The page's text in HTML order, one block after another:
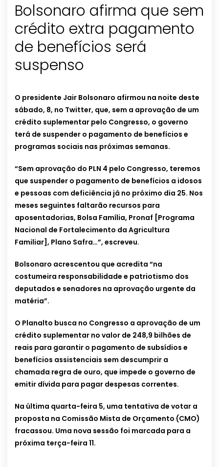
Bolsonaro afirma que sem
crédito extra pagamento
de benefícios será
suspenso
O presidente Jair Bolsonaro afirmou na noite deste
sábado, 8, no Twitter, que, sem a aprovação de um
crédito suplementar pelo Congresso, o governo
terá de suspender o pagamento de benefícios e
programas sociais nas próximas semanas.
“Sem aprovação do PLN 4 pelo Congresso, teremos
que suspender o pagamento de benefícios a idosos
e pessoas com deficiência já no próximo dia 25. Nos
meses seguintes faltarão recursos para
aposentadorias, Bolsa Família, Pronaf [Programa
Nacional de Fortalecimento da Agricultura
Familiar], Plano Safra…”, escreveu.
Bolsonaro acrescentou que acredita “na
costumeira responsabilidade e patriotismo dos
deputados e senadores na aprovação urgente da
matéria”.
O Planalto busca no Congresso a aprovação de um
crédito suplementar no valor de 248,9 bilhões de
reais para garantir o pagamento de subsídios e
benefícios assistenciais sem descumprir a
chamada regra de ouro, que impede o governo de
emitir dívida para pagar despesas correntes.
Na última quarta-feira 5, uma tentativa de votar a
proposta na Comissão Mista de Orçamento (CMO)
fracassou. Uma nova sessão foi marcada para a
próxima terça-feira 11.